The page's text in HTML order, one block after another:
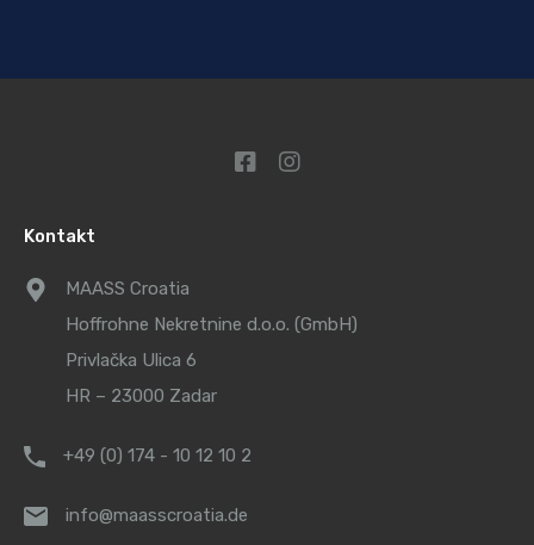
Kontakt
MAASS Croatia
Hoffrohne Nekretnine d.o.o. (GmbH)
Privlačka Ulica 6
HR – 23000 Zadar
+49 (0) 174 - 10 12 10 2
info@maasscroatia.de